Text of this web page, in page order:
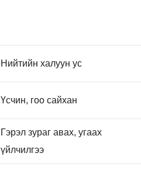
Нийтийн халуун ус
Үсчин, гоо сайхан
Гэрэл зураг авах, угаах
үйлчилгээ